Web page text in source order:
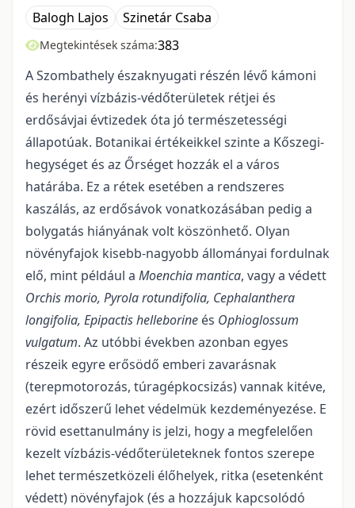
Balogh Lajos Szinetár Csaba
Megtekintések száma:383
A Szombathely északnyugati részén lévő kámoni
és herényi vízbázis-védőterületek rétjei és
erdősávjai évtizedek óta jó természetességi
állapotúak. Botanikai értékeikkel szinte a Kőszegi-
hegységet és az Őrséget hozzák el a város
határába. Ez a rétek esetében a rendszeres
kaszálás, az erdősávok vonatkozásában pedig a
bolygatás hiányának volt köszönhető. Olyan
növényfajok kisebb-nagyobb állományai fordulnak
elő, mint például a Moenchia mantica, vagy a védett
Orchis morio, Pyrola rotundifolia, Cephalanthera
longifolia, Epipactis helleborine és Ophioglossum
vulgatum. Az utóbbi években azonban egyes
részeik egyre erősödő emberi zavarásnak
(terepmotorozás, túragépkocsizás) vannak kitéve,
ezért időszerű lehet védelmük kezdeményezése. E
rövid esettanulmány is jelzi, hogy a megfelelően
kezelt vízbázis-védőterületeknek fontos szerepe
lehet természetközeli élőhelyek, ritka (esetenként
védett) növényfajok (és a hozzájuk kapcsolódó